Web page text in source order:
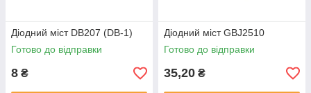
Діодний міст DB207 (DB-1)
Готово до відправки
8 ₴
Діодний міст GBJ2510
Готово до відправки
35,20 ₴